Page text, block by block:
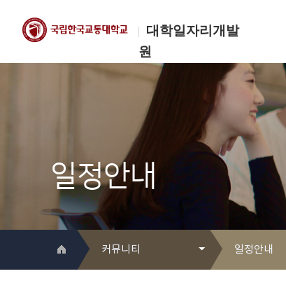
대학일자리개발
원
한국교통대학교
대학일자리개발원
일정안내
커뮤니티 일정안내